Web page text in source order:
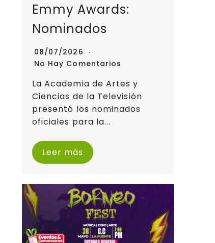
Emmy Awards:
Nominados
08/07/2026
No Hay Comentarios
La Academia de Artes y
Ciencias de la Televisión
presentó los nominados
oficiales para la...
Leer más